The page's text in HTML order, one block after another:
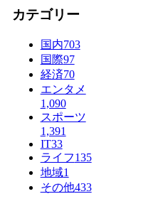
カテゴリー
国内703
国際97
経済70
エンタメ
1,090
スポーツ
1,391
IT33
ライフ135
地域1
その他433